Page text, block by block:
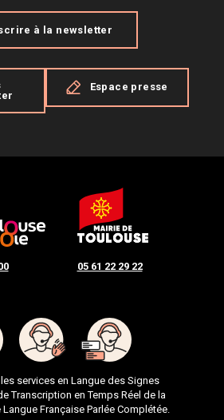
05 61 22 29 22
services en Langue des Signes
Transcription en Temps Réel de la
Française Parlée Complétée.
à la newsletter
Espace presse